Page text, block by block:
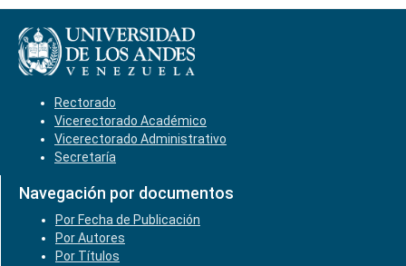
Rectorado
Vicerectorado Académico
Vicerectorado Administrativo
Secretaría
Navegación por documentos
Por Fecha de Publicación
Por Autores
Por Títulos